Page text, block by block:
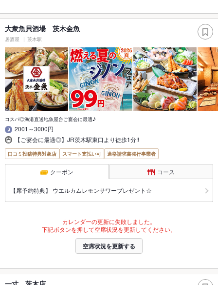
大衆魚貝酒場 茨木金魚
居酒屋 茨木駅
コスパ◎漁港直送地魚屋台ご宴会に最適♪
2001～3000円
【ご宴会に最適◎】JR茨木駅東口より徒歩1分!!
口コミ投稿特典対象店 スマート支払い可 適格請求書発行事業者
クーポン コース
【席予約特典】 ウエルカムレモンサワープレゼント☆
カレンダーの更新に失敗しました。
下記ボタンを押して空席状況を更新してください。
空席状況を更新する